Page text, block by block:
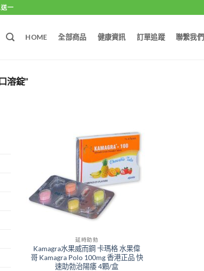
一
HOME 全部商品 健康資訊 訂單追蹤 聯繫我們
溶錠”
延時助勃
Kamagra水果威而鋼 卡瑪格 水果偉
哥 Kamagra Polo 100mg 香港正品 快
速助勃治陽痿 4顆/盒